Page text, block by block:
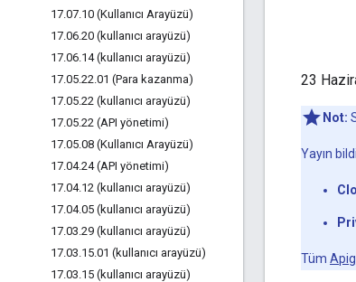
17.07.10 (Kullanıcı Arayüzü)
17.06.20 (kullanıcı arayüzü)
17.06.14 (kullanıcı arayüzü)
17.05.22.01 (Para kazanma)
17.05.22 (kullanıcı arayüzü)
17.05.22 (API yönetimi)
17.05.08 (Kullanıcı Arayüzü)
17.04.24 (API yönetimi)
17.04.12 (kullanıcı arayüzü)
17.04.05 (kullanıcı arayüzü)
17.03.29 (kullanıcı arayüzü)
17.03.15.01 (kullanıcı arayüzü)
17.03.15 (kullanıcı arayüzü)
23
Not:
Yayın
Tüm